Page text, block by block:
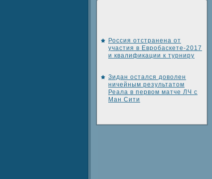
Россия отстранена от
участия в Евробаскете-2017
и квалификации к турниру
Зидан остался доволен
ничейным результатом
Реала в первом матче ЛЧ с
Ман Сити